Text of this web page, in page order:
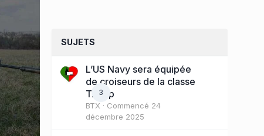
SUJETS
3
L’US Navy sera équipée
de croiseurs de la classe
Trump
BTX · Commencé 24
décembre 2025